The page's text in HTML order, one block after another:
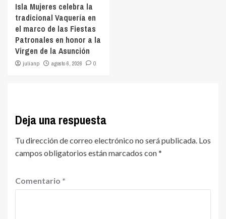
Isla Mujeres celebra la
tradicional Vaquería en
el marco de las Fiestas
Patronales en honor a la
Virgen de la Asunción
julianp agosto 6, 2026 0
Deja una respuesta
Tu dirección de correo electrónico no será publicada. Los
campos obligatorios están marcados con*
Comentario *